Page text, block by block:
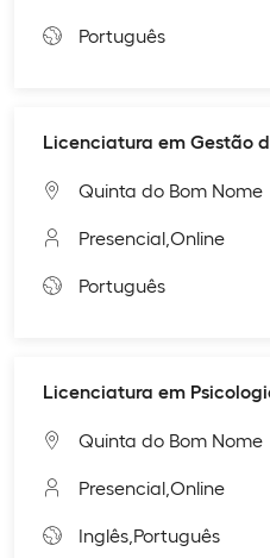
Português
Licenciatura em Gestão
Quinta do Bom Nome
Presencial, Online
Português
Licenciatura em
Quinta do Bom Nome
Presencial, Online
Inglês, Português